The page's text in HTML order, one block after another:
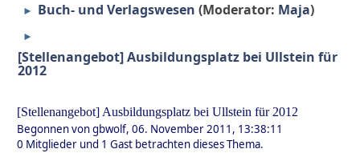
► Buch- und Verlagswesen (Moderator: Maja)
►
[Stellenangebot] Ausbildungsplatz bei Ullstein für
2012
[Stellenangebot] Ausbildungsplatz bei Ullstein für 2012
Begonnen von gbwolf, 06. November 2011, 13:38:11
0 Mitglieder und 1 Gast betrachten dieses Thema.